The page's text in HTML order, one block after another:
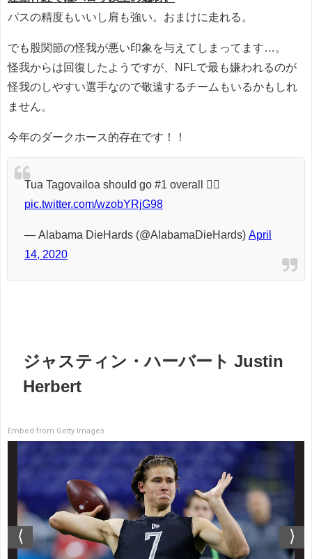
パスの精度もいいし肩も強い。おまけに走れる。
でも股関節の怪我が悪い印象を与えてしまってます…。
怪我からは回復したようですが、NFLで最も嫌われるのが
怪我のしやすい選手なので敬遠するチームもいるかもしれ
ません。
今年のダークホース的存在です！！
Tua Tagovailoa should go #1 overall 🤷‍♂️
pic.twitter.com/wzobYRjG98
— Alabama DieHards (@AlabamaDieHards) April
14, 2020
ジャスティン・ハーバート Justin
Herbert
Embed from Getty Images